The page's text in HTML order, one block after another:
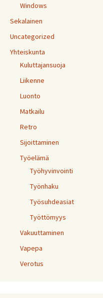
Windows
Sekalainen
Uncategorized
Yhteiskunta
Kuluttajansuoja
Liikenne
Luonto
Matkailu
Retro
Sijoittaminen
Työelämä
Työhyvinvointi
Työnhaku
Työsuhdeasiat
Työttömyys
Vakuuttaminen
Vapepa
Verotus